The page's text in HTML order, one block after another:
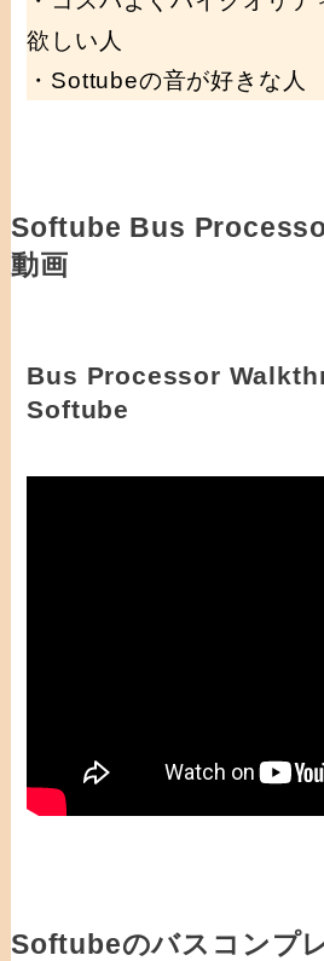
欲しい人
・Sottubeの音が好きな人
Softube Bus
動画
Bus Processor
Softube
Softubeのバスコンプ